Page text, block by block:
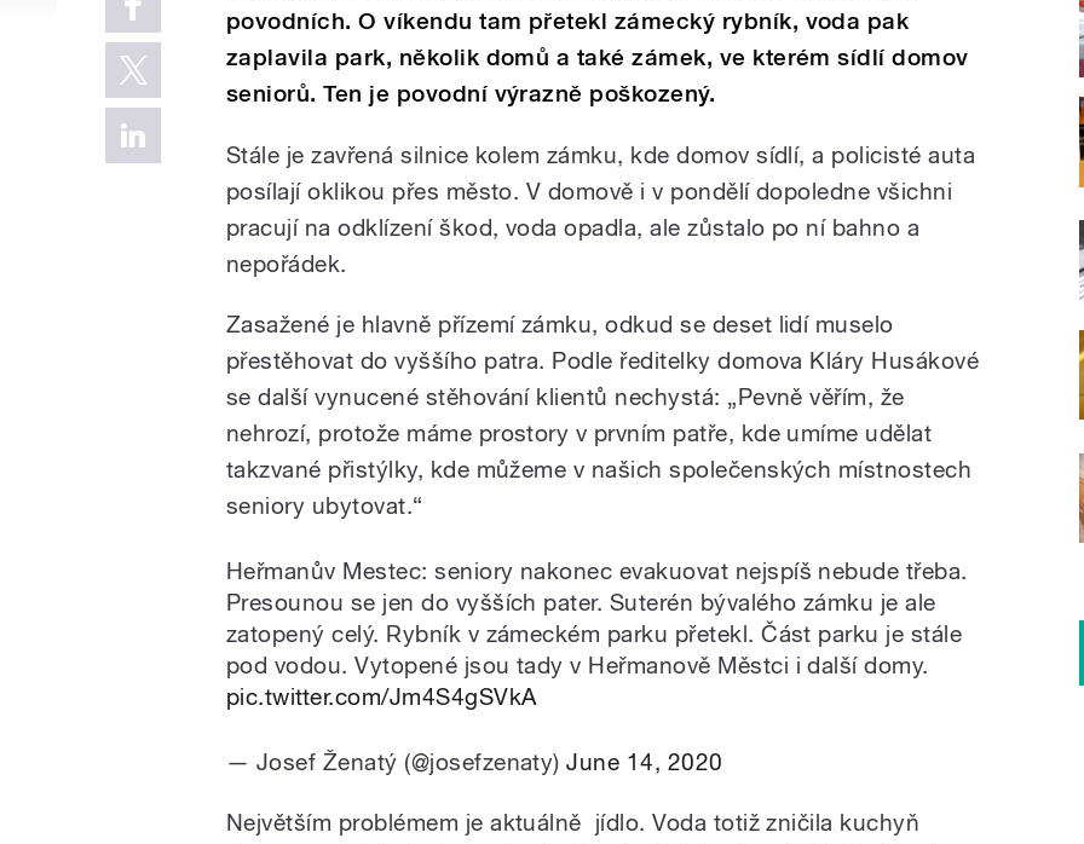
povodních. O víkendu tam přetekl zámecký rybník, voda pak
zaplavila park, několik domů a také zámek, ve kterém sídlí domov
seniorů. Ten je povodní výrazně poškozený.
Stále je zavřená silnice kolem zámku, kde domov sídlí, a policisté auta
posílají oklikou přes město. V domově i v pondělí dopoledne všichni
pracují na odklízení škod, voda opadla, ale zůstalo po ní bahno a
nepořádek.
Zasažené je hlavně přízemí zámku, odkud se deset lidí muselo
přestěhovat do vyššího patra. Podle ředitelky domova Kláry Husákové
se další vynucené stěhování klientů nechystá: „Pevně věřím, že
nehrozí, protože máme prostory v prvním patře, kde umíme udělat
takzvané přistýlky, kde můžeme v našich společenských místnostech
seniory ubytovat.“
Heřmanův Mestec: seniory nakonec evakuovat nejspíš nebude třeba.
Presounou se jen do vyšších pater. Suterén bývalého zámku je ale
zatopený celý. Rybník v zámeckém parku přetekl. Část parku je stále
pod vodou. Vytopené jsou tady v Heřmanově Městci i další domy.
pic.twitter.com/Jm4S4gSVkA
— Josef Ženatý (@josefzenaty)June 14, 2020
Největším problémem je aktuálně jídlo. Voda totiž zničila kuchyň